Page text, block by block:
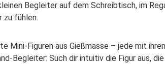
Begleiter auf dem Schreibtisch, im
zu fühlen.
Figuren aus Gießmasse – jede mit
Begleiter: Such dir intuitiv die Figur aus,